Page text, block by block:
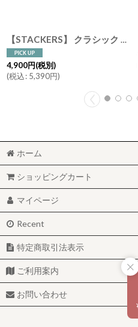
【STACKERS】 クラシック ジュエリーボックス 3sec ペブルグレー Pebble Gray スタッカーズ ロンドン イギリス
4,900円(税別)
(税込: 5,390円)
ホーム
ショッピングカート
マイページ
Recent
特定商取引法表示
ご利用案内
お問い合わせ